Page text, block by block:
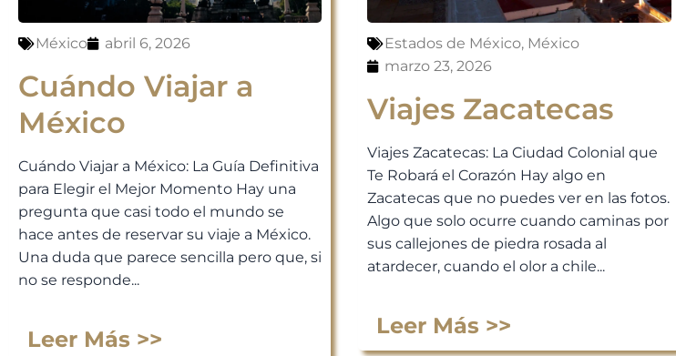
México abril 6, 2026
Cuándo Viajar a
México
Cuándo Viajar a México: La Guía Definitiva
para Elegir el Mejor Momento Hay una
pregunta que casi todo el mundo se
hace antes de reservar su viaje a México.
Una duda que parece sencilla pero que, si
no se responde...
Leer Más >>
Estados de México, México
marzo 23, 2026
Viajes Zacatecas
Viajes Zacatecas: La Ciudad Colonial que
Te Robará el Corazón Hay algo en
Zacatecas que no puedes ver en las fotos.
Algo que solo ocurre cuando caminas por
sus callejones de piedra rosada al
atardecer, cuando el olor a chile...
Leer Más >>